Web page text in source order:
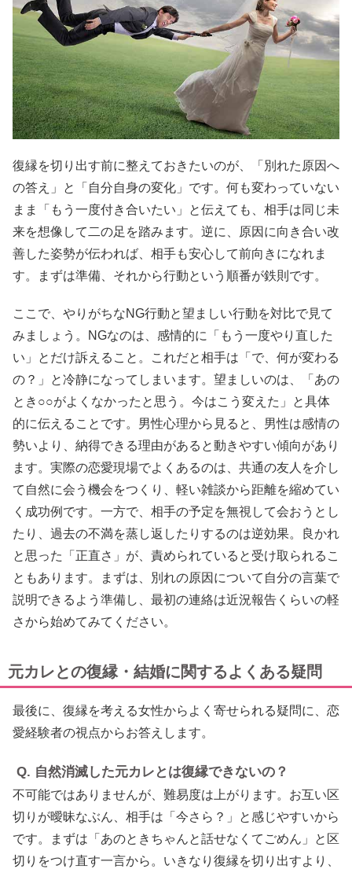
復縁を切り出す前に整えておきたいのが、「別れた原因へ
の答え」と「自分自身の変化」です。何も変わっていない
まま「もう一度付き合いたい」と伝えても、相手は同じ未
来を想像して二の足を踏みます。逆に、原因に向き合い改
善した姿勢が伝われば、相手も安心して前向きになれま
す。まずは準備、それから行動という順番が鉄則です。
ここで、やりがちなNG行動と望ましい行動を対比で見て
みましょう。NGなのは、感情的に「もう一度やり直した
い」とだけ訴えること。これだと相手は「で、何が変わる
の？」と冷静になってしまいます。望ましいのは、「あの
とき○○がよくなかったと思う。今はこう変えた」と具体
的に伝えることです。男性心理から見ると、男性は感情の
勢いより、納得できる理由があると動きやすい傾向があり
ます。実際の恋愛現場でよくあるのは、共通の友人を介し
て自然に会う機会をつくり、軽い雑談から距離を縮めてい
く成功例です。一方で、相手の予定を無視して会おうとし
たり、過去の不満を蒸し返したりするのは逆効果。良かれ
と思った「正直さ」が、責められていると受け取られるこ
ともあります。まずは、別れの原因について自分の言葉で
説明できるよう準備し、最初の連絡は近況報告くらいの軽
さから始めてみてください。
元カレとの復縁・結婚に関するよくある疑問
最後に、復縁を考える女性からよく寄せられる疑問に、恋
愛経験者の視点からお答えします。
Q. 自然消滅した元カレとは復縁できないの？
不可能ではありませんが、難易度は上がります。お互い区
切りが曖昧なぶん、相手は「今さら？」と感じやすいから
です。まずは「あのときちゃんと話せなくてごめん」と区
切りをつけ直す一言から。いきなり復縁を切り出すより、